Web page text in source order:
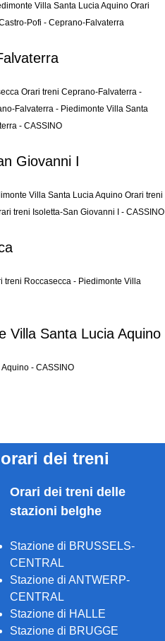
Villa Santa Lucia Aquino Orari
Pofi - Ceprano-Falvaterra
Orari treni Ceprano-Falvaterra -
Falvaterra - Piedimonte Villa Santa
- CASSINO
Giovanni I
Villa Santa Lucia Aquino Orari treni
treni Isoletta-San Giovanni I - CASSINO
treni Roccasecca - Piedimonte Villa
Villa Santa Lucia Aquino
- CASSINO
dei treni
Orari dei treni delle
stazioni belghe
Stazione di BRUSSELS-
CENTRAL
Stazione di ANTWERP-
CENTRAL
Stazione di HALLE
Stazione di BRUGGE